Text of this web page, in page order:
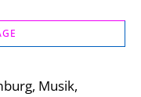
Musik,